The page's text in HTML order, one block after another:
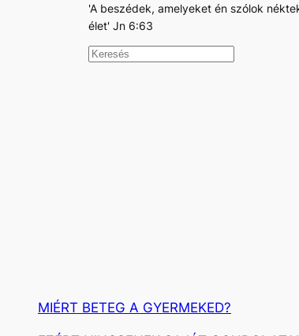
'A beszédek, amelyeket én szólok
élet' Jn 6:63
K
MIÉRT BETEG A GYERMEKED?